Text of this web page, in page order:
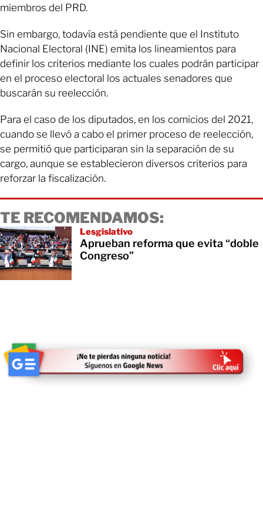
miembros del PRD.
Sin embargo, todavía está pendiente que el Instituto
Nacional Electoral (INE) emita los lineamientos para
definir los criterios mediante los cuales podrán participar
en el proceso electoral los actuales senadores que
buscarán su reelección.
Para el caso de los diputados, en los comicios del 2021,
cuando se llevó a cabo el primer proceso de reelección,
se permitió que participaran sin la separación de su
cargo, aunque se establecieron diversos criterios para
reforzar la fiscalización.
TE RECOMENDAMOS:
Lesgislativo
Aprueban reforma que evita “doble
Congreso”